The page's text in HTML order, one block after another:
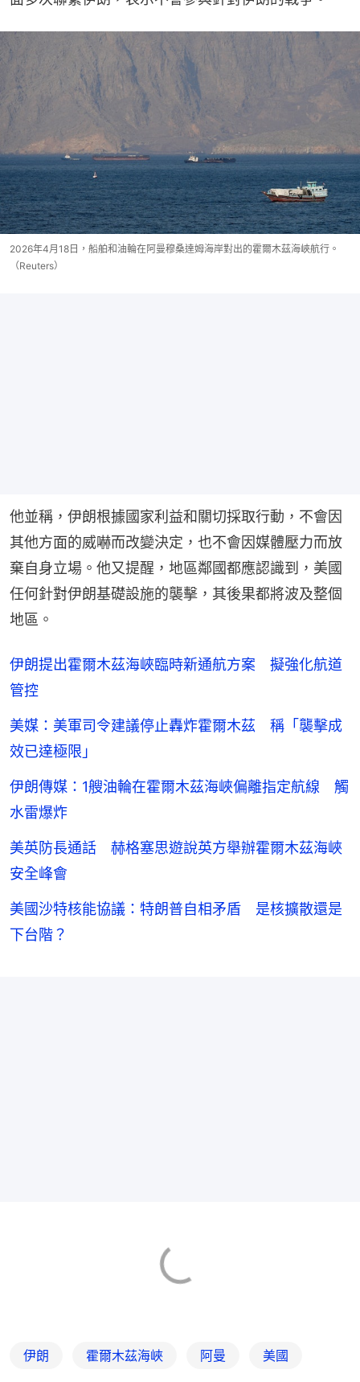
2026年4月18日，船舶和油輪在阿曼穆桑達姆海岸對出的霍爾木茲海峽航行。
（Reuters）
他並稱，伊朗根據國家利益和關切採取行動，不會因
其他方面的威嚇而改變決定，也不會因媒體壓力而放
棄自身立場。他又提醒，地區鄰國都應認識到，美國
任何針對伊朗基礎設施的襲擊，其後果都將波及整個
地區。
伊朗提出霍爾木茲海峽臨時新通航方案 擬強化航道
管控
美媒：美軍司令建議停止轟炸霍爾木茲 稱「襲擊成
效已達極限」
伊朗傳媒：1艘油輪在霍爾木茲海峽偏離指定航線 觸
水雷爆炸
美英防長通話 赫格塞思遊說英方舉辦霍爾木茲海峽
安全峰會
美國沙特核能協議：特朗普自相矛盾 是核擴散還是
下台階？
伊朗 霍爾木茲海峽 阿曼 美國